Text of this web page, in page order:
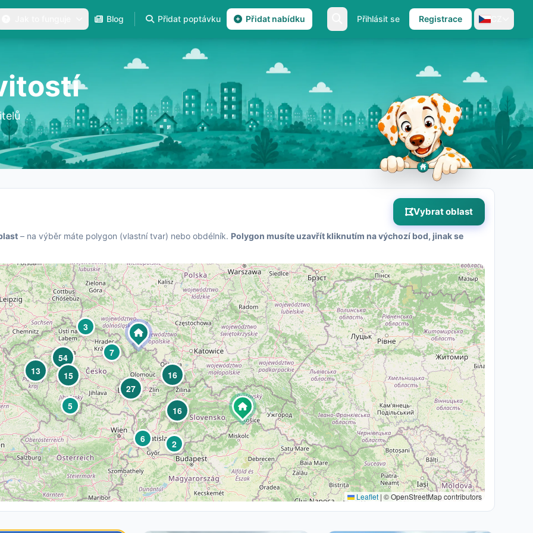
Blog Přidat poptávku Přidat nabídku Přihlásit se Registrace
Vybrat oblast
– na výběr máte polygon (vlastní tvar) nebo obdélník. Polygon musíte uzavřít kliknutím na výchozí bod, jinak se
5
3
7
15
54
13
6 2
27
16
16
Leaflet | © OpenStreetMap contributors